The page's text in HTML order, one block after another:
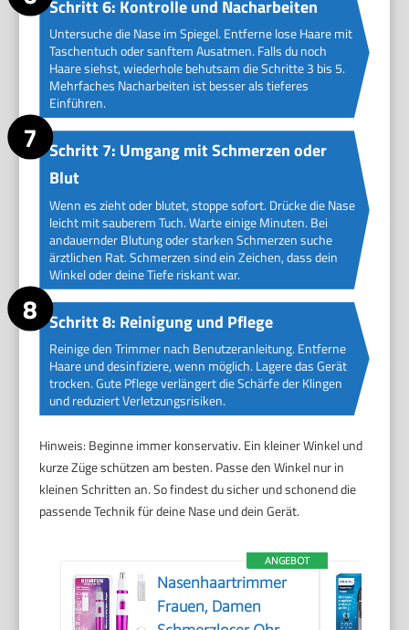
Schritt 6: Kontrolle und Nacharbeiten
Untersuche die Nase im Spiegel. Entferne lose Haare mit
Taschentuch oder sanftem Ausatmen. Falls du noch
Haare siehst, wiederhole behutsam die Schritte 3 bis 5.
Mehrfaches Nacharbeiten ist besser als tieferes
Einführen.
Schritt 7: Umgang mit Schmerzen oder
Blut
Wenn es zieht oder blutet, stoppe sofort. Drücke die Nase
leicht mit sauberem Tuch. Warte einige Minuten. Bei
andauernder Blutung oder starken Schmerzen suche
ärztlichen Rat. Schmerzen sind ein Zeichen, dass dein
Winkel oder deine Tiefe riskant war.
Schritt 8: Reinigung und Pflege
Reinige den Trimmer nach Benutzeranleitung. Entferne
Haare und desinfiziere, wenn möglich. Lagere das Gerät
trocken. Gute Pflege verlängert die Schärfe der Klingen
und reduziert Verletzungsrisiken.
Hinweis: Beginne immer konservativ. Ein kleiner Winkel und
kurze Züge schützen am besten. Passe den Winkel nur in
kleinen Schritten an. So findest du sicher und schonend die
passende Technik für deine Nase und dein Gerät.
ANGEBOT
Nasenhaartrimmer
Frauen, Damen